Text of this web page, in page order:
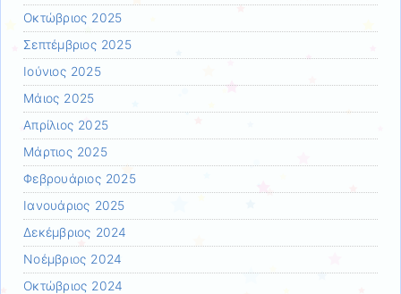
Οκτώβριος 2025
Σεπτέμβριος 2025
Ιούνιος 2025
Μάιος 2025
Απρίλιος 2025
Μάρτιος 2025
Φεβρουάριος 2025
Ιανουάριος 2025
Δεκέμβριος 2024
Νοέμβριος 2024
Οκτώβριος 2024